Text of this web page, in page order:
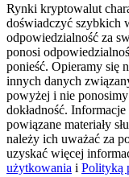
Register &
Precious Metals
Trade Gold &
Rynki kryptowalut
doświadczyć szybkich
odpowiedzialność za
ponosi
ponieść. Opieramy się
innych danych
powyżej i nie
dokładność.
powiązane materiały
należy ich uważać za
uzyskać więcej
użytkowania i Polityką